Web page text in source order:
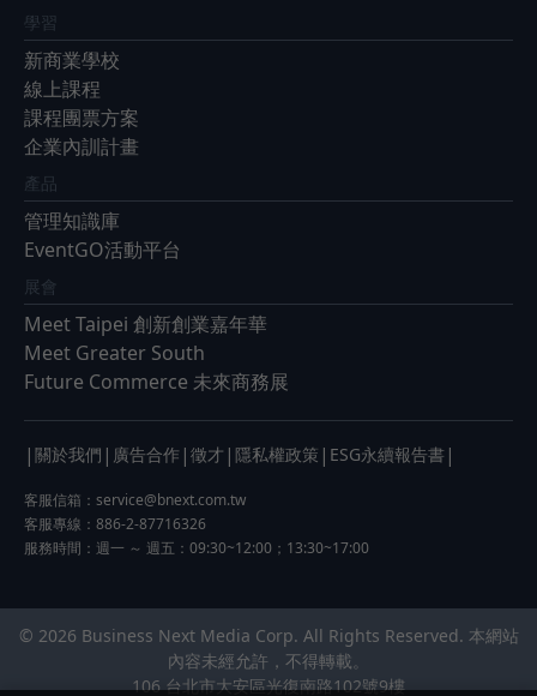
學習
新商業學校
線上課程
課程團票方案
企業內訓計畫
產品
管理知識庫
EventGO活動平台
展會
Meet Taipei 創新創業嘉年華
Meet Greater South
Future Commerce 未來商務展
| 關於我們 | 廣告合作 | 徵才 | 隱私權政策 | ESG永續報告書 |
客服信箱： service@bnext.com.tw
客服專線：886-2-87716326
服務時間：週一 ～ 週五：09:30~12:00；13:30~17:00
© 2026 Business Next Media Corp. All Rights Reserved. 本網站
內容未經允許，不得轉載。
106 台北市大安區光復南路102號9樓